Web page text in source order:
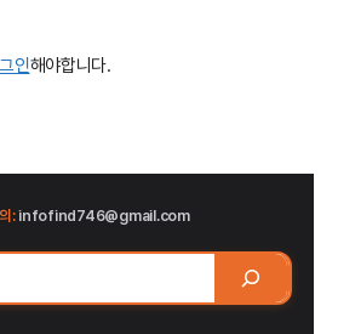
인해야합니다.
:infofind746@gmail.com